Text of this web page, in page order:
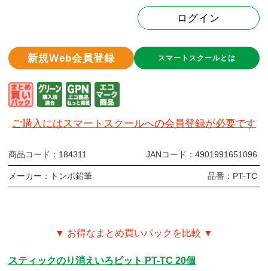
ログイン
新規Web会員登録 スマートスクールとは
ご購入にはスマートスクールへの会員登録が必要です
商品コード： 184311 JANコード： 4901991651096
メーカー： トンボ鉛筆 品番： PT-TC
▼ お得なまとめ買いパックを比較 ▼
スティックのり消えいろピット PT-TC 20個